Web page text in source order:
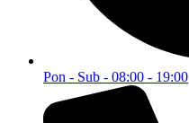
Pon - Sub - 08:00 - 19:00